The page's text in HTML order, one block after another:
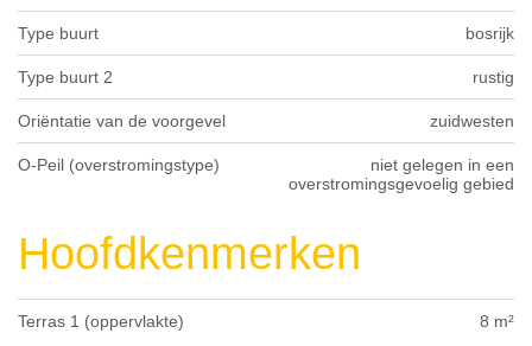
Type buurt bosrijk
Type buurt 2 rustig
Oriëntatie van de voorgevel zuidwesten
O-Peil (overstromingstype)
niet gelegen in een
overstromingsgevoelig gebied
Hoofdkenmerken
Terras 1 (oppervlakte) 8 m²